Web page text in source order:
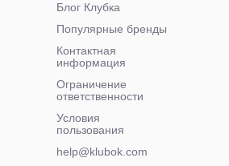
Блог Клубка
Популярные бренды
Контактная
информация
Ограничение
ответственности
Условия
пользования
help@klubok.com